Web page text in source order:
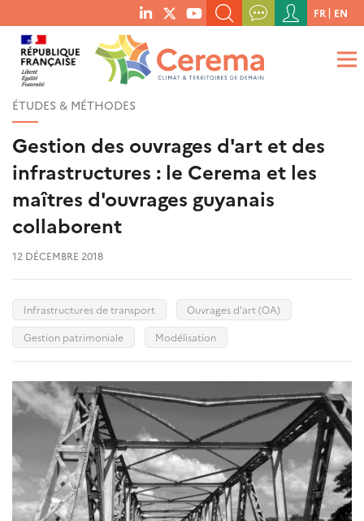
menu
social
links
RECHERCHER UN MOT-CLÉ, UNE PUBLICATION, ETC.
QUE RECHERCHEZ-VOUS ?
Menu
du
compte
de
FR EN
ÉTUDES & MÉTHODES
Gestion des ouvrages d'art et des
infrastructures : le Cerema et les
maîtres d'ouvrages guyanais
collaborent
12 DÉCEMBRE 2018
Infrastructures de transport
Ouvrages d'art (OA)
Gestion patrimoniale
Modélisation